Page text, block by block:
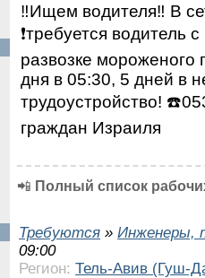
‼️Ищем водителя‼️ В
❗требуется водитель
развозке мороженого
дня в 05:30, 5 дней в
трудоустройство!
граждан Израиля
📲 Полный список
Требуются » Инженеры,
09:00
Регион: Тель-Авив (Гуш-